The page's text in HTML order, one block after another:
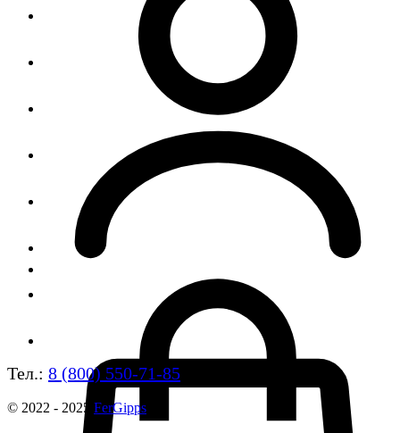
Тел.: 8 (800) 550-71-85
© 2022 - 2025 FerGipps